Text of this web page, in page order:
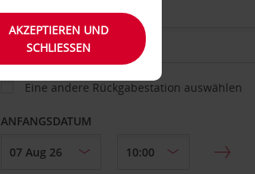
ABHOLEN VON
Eine andere Rückgabestation auswählen
ANFANGSDATUM
AKZEPTIEREN UND
SCHLIESSEN